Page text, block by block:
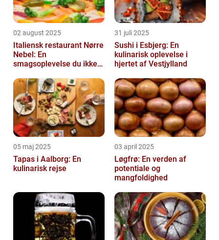
02 august 2025
Italiensk restaurant Nørre
Nebel: En
smagsoplevelse du ikke
31 juli 2025
Sushi i Esbjerg: En
kulinarisk oplevelse i
hjertet af Vestjylland
05 maj 2025
Tapas i Aalborg: En
kulinarisk rejse
03 april 2025
Løgfrø: En verden af
potentiale og
mangfoldighed